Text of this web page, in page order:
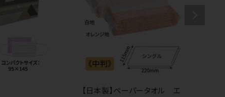
【日本製】ペーパータオル エ